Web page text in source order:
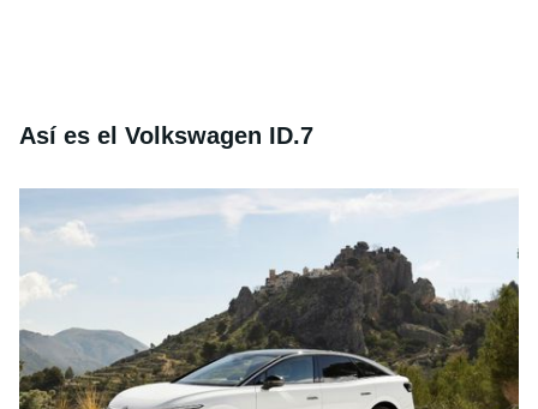
Así es el Volkswagen ID.7